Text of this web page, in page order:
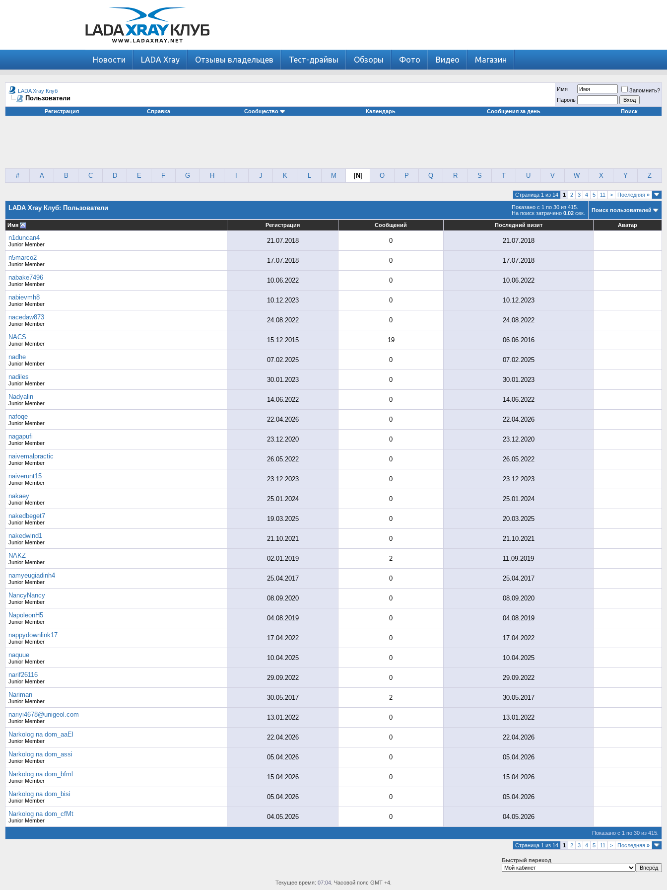
Новости LADA Xray Отзывы владельцев Тест-драйвы Обзоры Фото Видео Магазин
LADA Xray Клуб
Пользователи
Имя
Запомнить?
Пароль
Регистрация
Справка Сообщество Календарь Сообщения за день Поиск
# A B C D E F G H J K L M [N] O P Q R S T U V W X Y Z
Страница 1 из 14 1 2 3 4 5 11 > Последняя »
Показано с 1 по 30 из 415.
На поиск затрачено 0.02 сек.
LADA Xray Клуб: Пользователи Поиск пользователей
Имя Регистрация Сообщений Последний визит Аватар
n1duncan4
Junior Member 21.07.2018 0 21.07.2018
n5marco2
Junior Member 17.07.2018 0 17.07.2018
nabake7496
Junior Member 10.06.2022 0 10.06.2022
nabievmh8
Junior Member 10.12.2023 0 10.12.2023
nacedaw873
Junior Member 24.08.2022 0 24.08.2022
NACS
Junior Member 15.12.2015 19 06.06.2016
nadhe
Junior Member 07.02.2025 0 07.02.2025
nadiles
Junior Member 30.01.2023 0 30.01.2023
Nadyalin
Junior Member 14.06.2022 0 14.06.2022
nafoqe
Junior Member 22.04.2026 0 22.04.2026
nagapufi
Junior Member 23.12.2020 0 23.12.2020
naivemalpractic
Junior Member 26.05.2022 0 26.05.2022
naiverunt15
Junior Member 23.12.2023 0 23.12.2023
nakaey
Junior Member 25.01.2024 0 25.01.2024
nakedbeget7
Junior Member 19.03.2025 0 20.03.2025
nakedwind1
Junior Member 21.10.2021 0 21.10.2021
NAKZ
Junior Member 02.01.2019 2 11.09.2019
namyeugiadinh4
Junior Member 25.04.2017 0 25.04.2017
NancyNancy
Junior Member 08.09.2020 0 08.09.2020
NapoleonH5
Junior Member 04.08.2019 0 04.08.2019
nappydownlink17
Junior Member 17.04.2022 0 17.04.2022
naquue
Junior Member 10.04.2025 0 10.04.2025
narif26116
Junior Member 29.09.2022 0 29.09.2022
Nariman
Junior Member 30.05.2017 2 30.05.2017
nariyi4678@unigeol.com
Junior Member 13.01.2022 0 13.01.2022
Narkolog na dom_aaEl
Junior Member 22.04.2026 0 22.04.2026
Narkolog na dom_assi
Junior Member 05.04.2026 0 05.04.2026
Narkolog na dom_bfml
Junior Member 15.04.2026 0 15.04.2026
Narkolog na dom_bisi
Junior Member 05.04.2026 0 05.04.2026
Narkolog na dom_cfMt
Junior Member 04.05.2026 0 04.05.2026
Показано с 1 по 30 из 415.
Страница 1 из 14 1 2 3 4 5 11 > Последняя »
Быстрый переход
Текущее время: 07:04 . Часовой пояс GMT +4.